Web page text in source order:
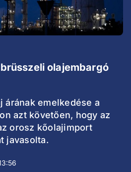
olajembargó
árának emelkedése a
azt követően, hogy az
orosz kőolajimport
javasolta.